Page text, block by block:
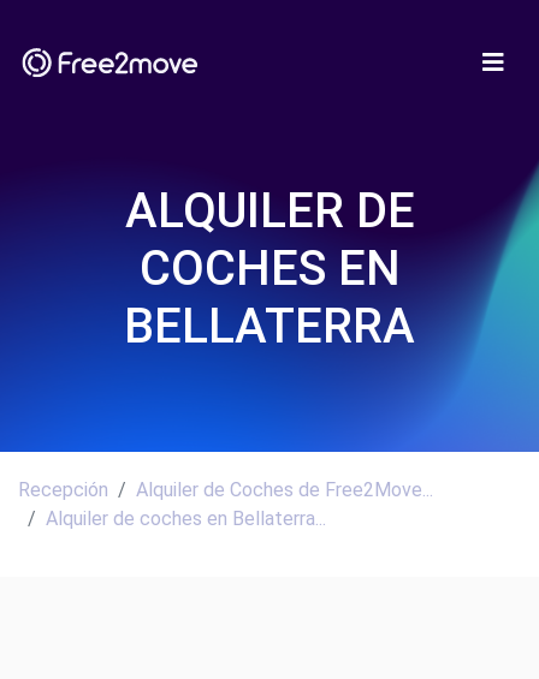
ALQUILER DE
COCHES EN
BELLATERRA
Recepción
Alquiler de Coches de Free2Move...
Alquiler de coches en Bellaterra...